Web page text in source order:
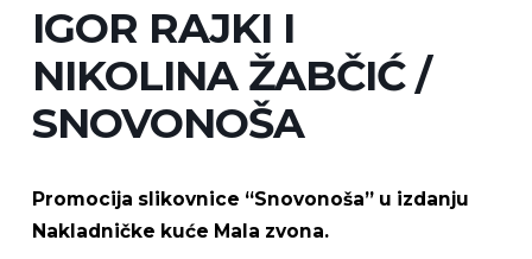
IGOR RAJKI I
NIKOLINA ŽABČIĆ /
SNOVONOŠA
Promocija slikovnice “Snovonoša” u izdanju
Nakladničke kuće Mala zvona.